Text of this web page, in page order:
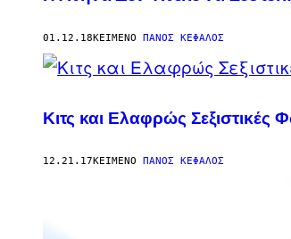
01.12.18ΚΕΊΜΕΝΟ ΠΆΝΟΣ ΚΈΦΑΛΟΣ
Κιτς και Ελαφρώς Σεξιστικές
12.21.17ΚΕΊΜΕΝΟ ΠΆΝΟΣ ΚΈΦΑΛΟΣ